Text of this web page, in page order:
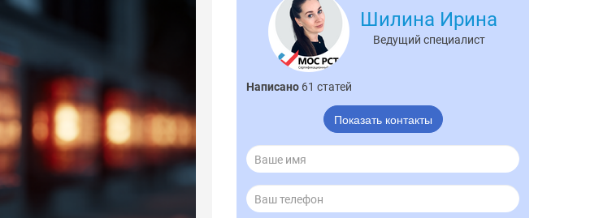
Шилина Ирина
Ведущий специалист
Написано 61 статей
Показать контакты